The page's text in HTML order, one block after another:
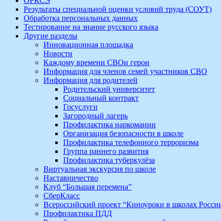
Результаты специальной оценки условий труда (СОУТ)
Обработка персональных данных
Тестирование на знание русского языка
Другие разделы
Инновационная площадка
Новости
Каждому времени СВОи герои
Информация для членов семей участников СВО
Информация для родителей
Родительский университет
Социальный контракт
Госуслуги
Загородный лагерь
Профилактика наркомании
Организация безопасности в школе
Профилактика телефонного терроризма
Группа раннего развития
Профилактика туберкулёза
Виртуальная экскурсия по школе
Наставничество
Клуб “Большая перемена”
СберКласс
Всероссийский проект “Киноуроки в школах
Профилактика ПДД